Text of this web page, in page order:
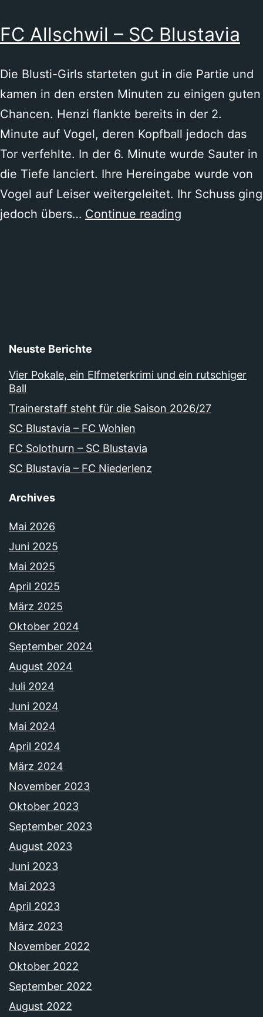
Therwil
FC Allschwil – SC Blustavia
Die Blusti-Girls starteten gut in die Partie und
kamen in den ersten Minuten zu einigen guten
Chancen. Henzi flankte bereits in der 2.
Minute auf Vogel, deren Kopfball jedoch das
Tor verfehlte. In der 6. Minute wurde Sauter in
die Tiefe lanciert. Ihre Hereingabe wurde von
Vogel auf Leiser weitergeleitet. Ihr Schuss ging
jedoch übers… Continue reading
Neuste Berichte
Vier Pokale, ein Elfmeterkrimi und ein rutschiger
Ball
Trainerstaff steht für die Saison 2026/27
SC Blustavia – FC Wohlen
FC Solothurn – SC Blustavia
SC Blustavia – FC Niederlenz
Archives
Mai 2026
Juni 2025
Mai 2025
April 2025
März 2025
Oktober 2024
September 2024
August 2024
Juli 2024
Juni 2024
Mai 2024
April 2024
März 2024
November 2023
Oktober 2023
September 2023
August 2023
Juni 2023
Mai 2023
April 2023
März 2023
November 2022
Oktober 2022
September 2022
August 2022